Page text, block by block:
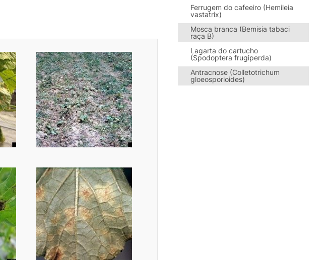
Ferrugem do cafeeiro (Hemileia
vastatrix)
Mosca branca (Bemisia tabaci
raça B)
Lagarta do cartucho
(Spodoptera frugiperda)
Antracnose (Colletotrichum
gloeosporioides)